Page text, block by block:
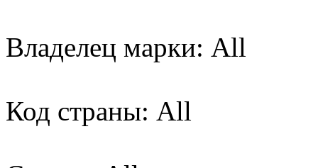
Владелец марки: All
Код страны: All